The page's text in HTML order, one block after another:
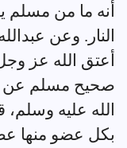
أنه ما من مسلم
النار. وعن
أعتق الله عز
صحيح مسلم عن
الله عليه
بكل عضو منها